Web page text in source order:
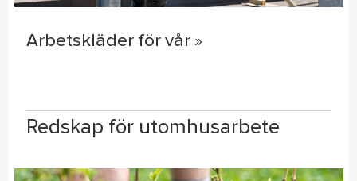
Arbetskläder för vår »
Redskap för utomhusarbete